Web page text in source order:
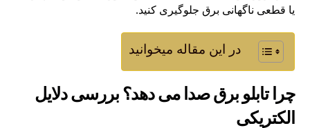
یا قطعی ناگهانی برق جلوگیری کنید.
در این مقاله میخوانید
چرا تابلو برق صدا می‌ دهد؟ بررسی دلایل
الکتریکی